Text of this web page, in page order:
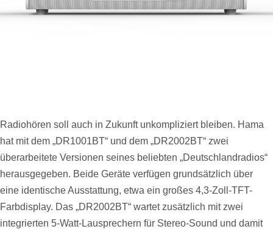
Radiohören soll auch in Zukunft unkompliziert bleiben. Hama
hat mit dem „DR1001BT“ und dem „DR2002BT“ zwei
überarbeitete Versionen seines beliebten „Deutschlandradios“
herausgegeben. Beide Geräte verfügen grundsätzlich über
eine identische Ausstattung, etwa ein großes 4,3-Zoll-TFT-
Farbdisplay. Das „DR2002BT“ wartet zusätzlich mit zwei
integrierten 5-Watt-Lausprechern für Stereo-Sound und damit